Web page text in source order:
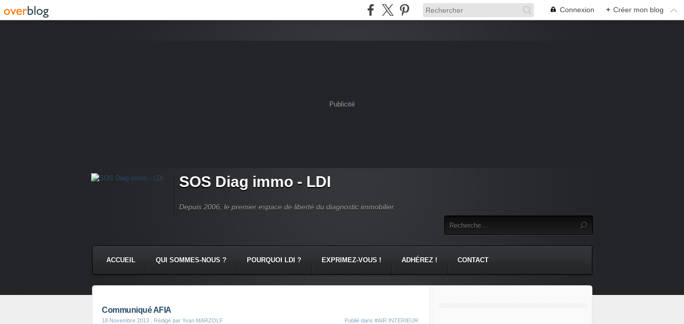
Connexion + Créer mon blog
Publicité
SOS Diag immo - LDI
Depuis 2006, le premier espace de liberté du diagnostic immobilier.
ACCUEIL QUI SOMMES-NOUS ? POURQUOI LDI ? EXPRIMEZ-VOUS ! ADHÉREZ ! CONTACT
Communiqué AFIA
18 Novembre 2013 , Rédigé par Yvan MARZOLF Publié dans #AIR INTERIEUR